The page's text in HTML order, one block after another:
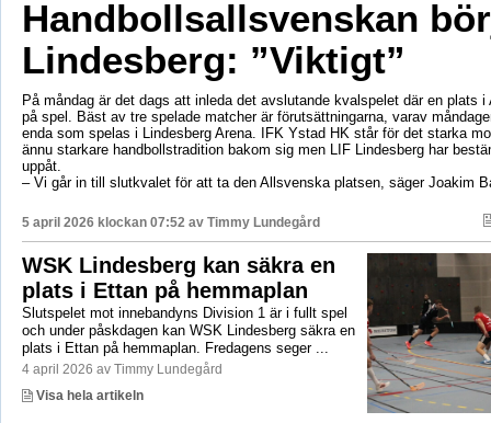
Handbollsallsvenskan
Lindesberg: ”Viktigt”
På måndag är det dags att inleda det avslutande kvalspelet där en plats i
på spel. Bäst av tre spelade matcher är förutsättningarna, varav
enda som spelas i Lindesberg Arena. IFK Ystad HK står för det starka
ännu starkare handbollstradition bakom sig men LIF Lindesberg har
uppåt.
– Vi går in till slutkvalet för att ta den Allsvenska platsen, säger Joakim
5 april 2026 klockan 07:52 av Timmy Lundegård
WSK Lindesberg kan säkra en
plats i Ettan på hemmaplan
Slutspelet mot innebandyns Division 1 är i fullt spel
och under påskdagen kan WSK Lindesberg säkra en
plats i Ettan på hemmaplan. Fredagens seger ...
4 april 2026 av Timmy Lundegård
Visa hela artikeln